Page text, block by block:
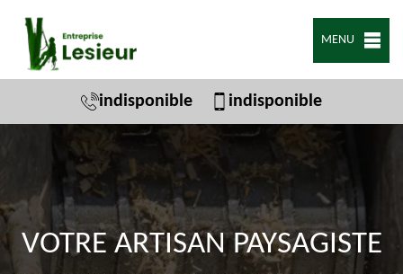
MENU
indisponible indisponible
VOTRE ARTISAN PAYSAGISTE